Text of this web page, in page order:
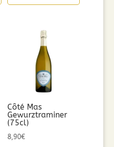
Côté Mas
Gewurztraminer
(75cl)
8,90€